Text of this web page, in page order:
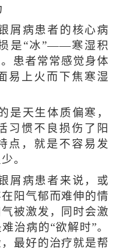
病患者的核心病
是“冰”——寒湿积
患者常常感觉身体
易上火而下焦寒湿
天生体质偏寒，
习惯不良损伤了阳
点，就是不容易发
。
病患者来说，或
阳气郁而难伸的情
被激发，同时会激
治病的“欲解时”。
最好的治疗就是帮